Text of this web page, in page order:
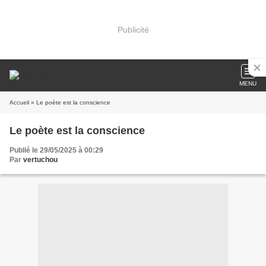
Publicité
MENU
Accueil » Le poète est la conscience
Le poète est la conscience
Publié le 29/05/2025 à 00:29
Par vertuchou